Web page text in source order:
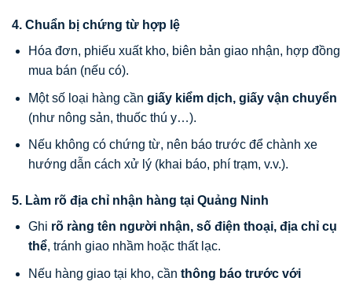
4. Chuẩn bị chứng từ hợp lệ
Hóa đơn, phiếu xuất kho, biên bản giao nhận, hợp đồng
mua bán (nếu có).
Một số loại hàng cần giấy kiểm dịch, giấy vận chuyển
(như nông sản, thuốc thú y…).
Nếu không có chứng từ, nên báo trước để chành xe
hướng dẫn cách xử lý (khai báo, phí trạm, v.v.).
5. Làm rõ địa chỉ nhận hàng tại Quảng Ninh
Ghi rõ ràng tên người nhận, số điện thoại, địa chỉ cụ
thể, tránh giao nhầm hoặc thất lạc.
Nếu hàng giao tại kho, cần thông báo trước với